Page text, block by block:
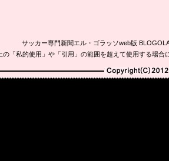
サッカー専門新聞エル・ゴラッソweb版
の「私的使用」や「引用」の範囲を超えて使用する場
Copyright(C)2010-